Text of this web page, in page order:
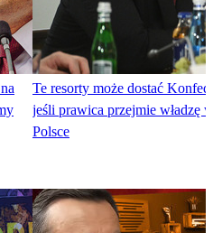
Te resorty może dostać
jeśli prawica przejmie władzę
Polsce